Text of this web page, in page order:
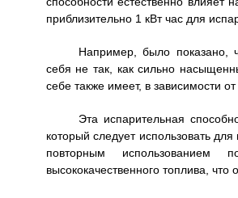
приблизительно 1 кВт час для
Например, было показано,
себя не так, как сильно
себе также имеет, в зависимости
Эта испарительная
который следует использовать
повторным использованием
высококачественного топлива, что